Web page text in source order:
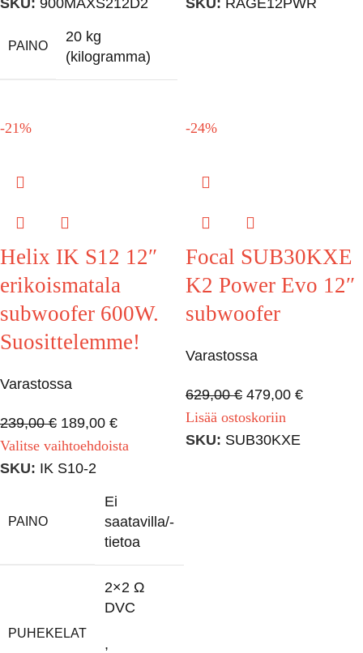
PAINO
20 kg
(kilogramma)
-21%
Helix IK S12 12″
erikoismatala
subwoofer 600W.
Suosittelemme!
Varastossa
239,00€ 189,00 €
Valitse vaihtoehdoista
SKU: IK S10-2
PAINO
Ei
saatavilla/-
tietoa
PUHEKELAT
2×2 Ω
DVC
,
-24%
Focal SUB30KXE
K2 Power Evo 12″
subwoofer
Varastossa
629,00€ 479,00 €
Lisää ostoskoriin
SKU: SUB30KXE